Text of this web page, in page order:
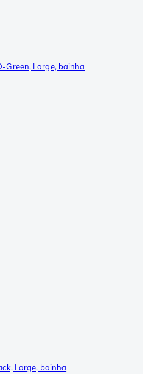
Green, Large, bainha
Large, bainha